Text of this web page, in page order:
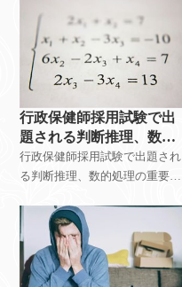
行政保健師採用試験で出
題される判断推理、数的
処理を捨ててもいいか？
行政保健師採用試験で出題され
る判断推理、数的処理の重要性